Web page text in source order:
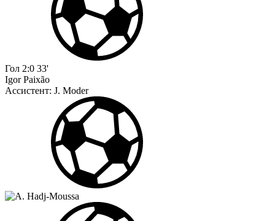
Гол 2:0 33'
Igor Paixão
Ассистент: J. Moder